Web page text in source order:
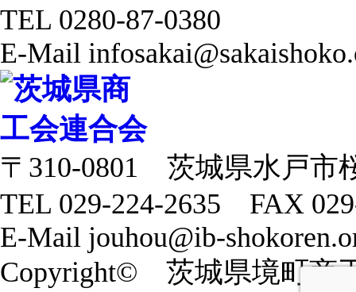
TEL 0280-87-0380
E-Mail
〒310-0801 茨城県水戸市
TEL 029-224-2635 FAX
E-Mail jouhou@ib-
Copyright© 茨城県境町商